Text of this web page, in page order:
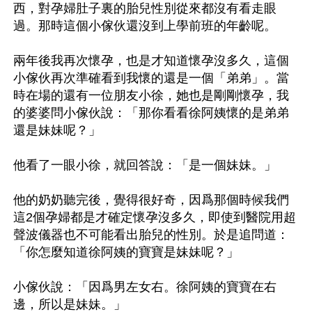
西，對孕婦肚子裏的胎兒性別從來都沒有看走眼
過。那時這個小傢伙還沒到上學前班的年齡呢。
兩年後我再次懷孕，也是才知道懷孕沒多久，這個
小傢伙再次準確看到我懷的還是一個「弟弟」。當
時在場的還有一位朋友小徐，她也是剛剛懷孕，我
的婆婆問小傢伙說：「那你看看徐阿姨懷的是弟弟
還是妹妹呢？」
他看了一眼小徐，就回答說：「是一個妹妹。」
他的奶奶聽完後，覺得很好奇，因爲那個時候我們
這2個孕婦都是才確定懷孕沒多久，即使到醫院用超
聲波儀器也不可能看出胎兒的性別。於是追問道：
「你怎麼知道徐阿姨的寶寶是妹妹呢？」
小傢伙說：「因爲男左女右。徐阿姨的寶寶在右
邊，所以是妹妹。」